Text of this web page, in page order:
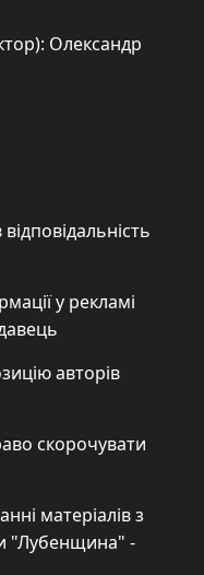
Олександр
у рекламі
авторів
скорочувати
матеріалів з
"Лубенщина" -